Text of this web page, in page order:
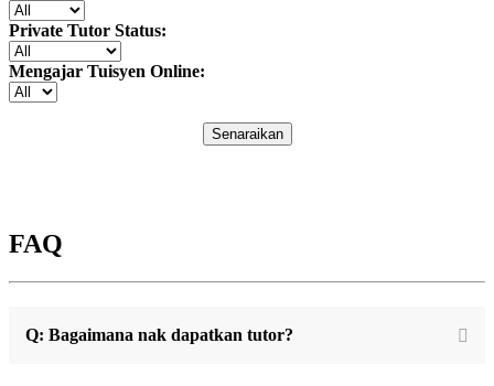
Private Tutor Status:
Mengajar Tuisyen Online:
Senaraikan
FAQ
Q: Bagaimana nak dapatkan tutor?